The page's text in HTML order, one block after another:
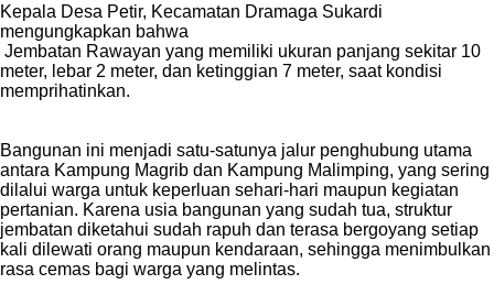
‎Kepala Desa Petir, Kecamatan Dramaga Sukardi
mengungkapkan bahwa
‎ Jembatan Rawayan yang memiliki ukuran panjang sekitar 10
meter, lebar 2 meter, dan ketinggian 7 meter, saat kondisi
memprihatinkan.
Bangunan ini menjadi satu-satunya jalur penghubung utama
antara Kampung Magrib dan Kampung Malimping, yang sering
dilalui warga untuk keperluan sehari-hari maupun kegiatan
pertanian. Karena usia bangunan yang sudah tua, struktur
jembatan diketahui sudah rapuh dan terasa bergoyang setiap
kali dilewati orang maupun kendaraan, sehingga menimbulkan
rasa cemas bagi warga yang melintas.